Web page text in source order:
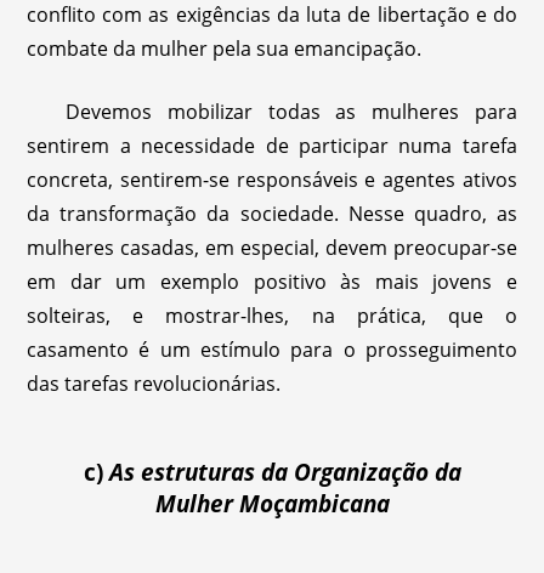
conflito com as exigências da luta de libertação e do
combate da mulher pela sua emancipação.
Devemos mobilizar todas as mulheres para
sentirem a necessidade de participar numa tarefa
concreta, sentirem-se responsáveis e agentes ativos
da transformação da sociedade. Nesse quadro, as
mulheres casadas, em especial, devem preocupar-se
em dar um exemplo positivo às mais jovens e
solteiras, e mostrar-lhes, na prática, que o
casamento é um estímulo para o prosseguimento
das tarefas revolucionárias.
c)As estruturas da Organização da
Mulher Moçambicana